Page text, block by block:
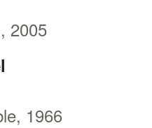
2005
1966